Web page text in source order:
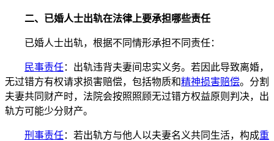
二、已婚人士出轨在法律上要承担哪些责任
已婚人士出轨，根据不同情形承担不同责任：
民事责任：出轨违背夫妻间忠实义务。若因此导致离婚，
无过错方有权请求损害赔偿，包括物质和精神损害赔偿。分割
夫妻共同财产时，法院会按照照顾无过错方权益原则判决，出
轨方可能少分财产。
刑事责任：若出轨方与他人以夫妻名义共同生活，构成重